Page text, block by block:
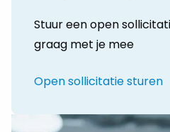
Stuur een open
graag met je mee
Open sollicitatie sturen